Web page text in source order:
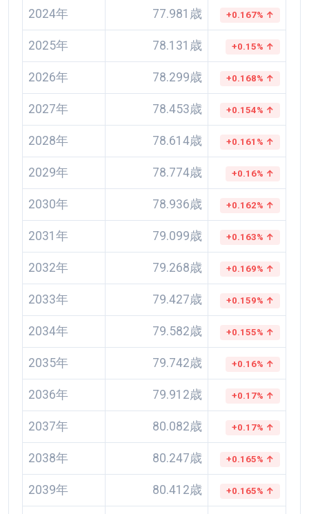
2024年 77.981歳 +0.167% ↑
2025年 78.131歳 +0.15% ↑
2026年 78.299歳 +0.168% ↑
2027年 78.453歳 +0.154% ↑
2028年 78.614歳 +0.161% ↑
2029年 78.774歳 +0.16% ↑
2030年 78.936歳 +0.162% ↑
2031年 79.099歳 +0.163% ↑
2032年 79.268歳 +0.169% ↑
2033年 79.427歳 +0.159% ↑
2034年 79.582歳 +0.155% ↑
2035年 79.742歳 +0.16% ↑
2036年 79.912歳 +0.17% ↑
2037年 80.082歳 +0.17% ↑
2038年 80.247歳 +0.165% ↑
2039年 80.412歳 +0.165% ↑